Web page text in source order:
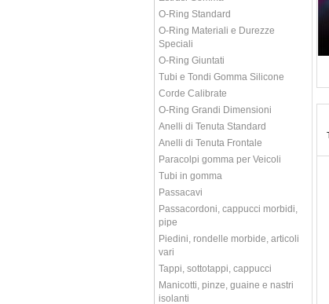
O-Ring Standard
O-Ring Materiali e Durezze
Speciali
O-Ring Giuntati
Tubi e Tondi Gomma Silicone
Corde Calibrate
O-Ring Grandi Dimensioni
Anelli di Tenuta Standard
Anelli di Tenuta Frontale
Paracolpi gomma per Veicoli
Tubi in gomma
Passacavi
Passacordoni, cappucci morbidi,
pipe
Piedini, rondelle morbide, articoli
vari
Tappi, sottotappi, cappucci
Manicotti, pinze, guaine e nastri
isolanti